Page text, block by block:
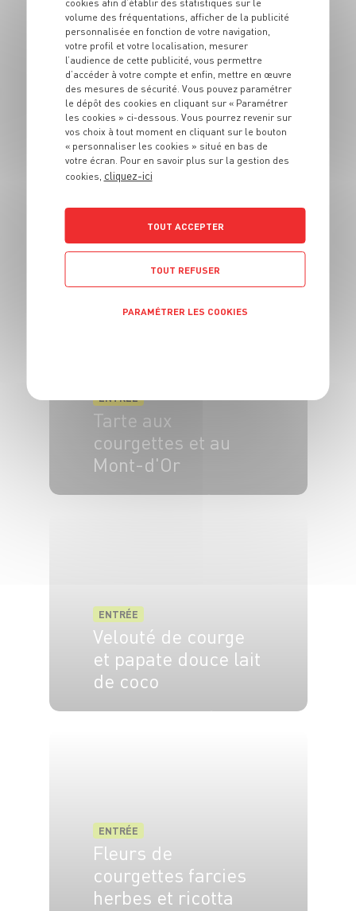
gras et gambas en
croûte
8 pers. 35 min 15 min
Soufflé aux carottes
6 pers. 20 min 40 min
ENTRÉE
Tarte aux
courgettes et au
Mont-d'Or
ENTRÉE
Velouté de courge
et papate douce lait
de coco
ENTRÉE
Fleurs de
courgettes farcies
herbes et ricotta
cookies afin d’établir des statistiques sur le
volume des fréquentations, afficher de la publicité
personnalisée en fonction de votre navigation,
votre profil et votre localisation, mesurer
l’audience de cette publicité, vous permettre
d’accéder à votre compte et enfin, mettre en œuvre
des mesures de sécurité. Vous pouvez paramétrer
le dépôt des cookies en cliquant sur « Paramétrer
les cookies » ci-dessous. Vous pourrez revenir sur
vos choix à tout moment en cliquant sur le bouton
« personnaliser les cookies » situé en bas de
votre écran. Pour en savoir plus sur la gestion des
cookies, cliquez-ici
TOUT ACCEPTER
TOUT REFUSER
PARAMÉTRER LES COOKIES